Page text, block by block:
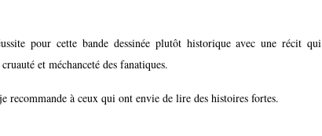
pour cette bande dessinée plutôt historique avec une récit qui
et méchanceté des fanatiques.
recommande à ceux qui ont envie de lire des histoires fortes.